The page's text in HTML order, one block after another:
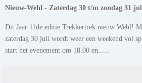
Nieuw-Wehl - Zaterdag 30 t/m zondag 31
Dit Jaar 11de editie Trekkertrek nieuw Wehl!
zaterdag 30 juli wordt weer een weekend vol
start het evenement om 18.00 en......